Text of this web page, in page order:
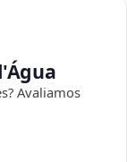
Avaliamos